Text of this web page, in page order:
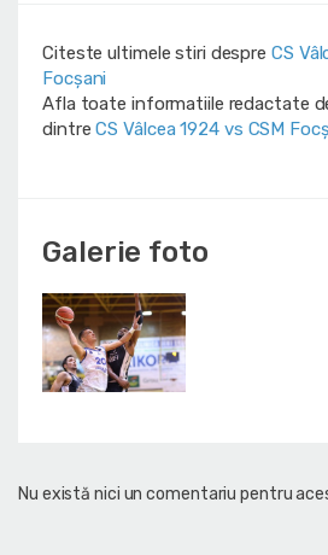
Citeste ultimele stiri despre CS
Focșani
Afla toate informatiile redactate
dintreCS Vâlcea 1924 vs CSM
Galerie foto
Nu există nici un comentariu pentru